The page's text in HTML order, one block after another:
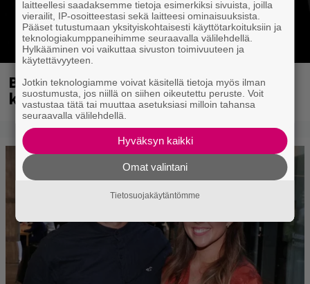
Blind Channel palasi tauolta – tältä
kuulostaa uusi musiikki
laitteellesi saadaksemme tietoja esimerkiksi sivuista, joilla
vierailit, IP-osoitteestasi sekä laitteesi ominaisuuksista.
Pääset tutustumaan yksityiskohtaisesti käyttötarkoituksiin ja
teknologiakumppaneihimme seuraavalla välilehdellä.
Hylkääminen voi vaikuttaa sivuston toimivuuteen ja
käytettävyyteen.
Jotkin teknologiamme voivat käsitellä tietoja myös ilman
suostumusta, jos niillä on siihen oikeutettu peruste. Voit
vastustaa tätä tai muuttaa asetuksiasi milloin tahansa
seuraavalla välilehdellä.
Hyväksyn kaikki
Omat valintani
Tietosuojakäytäntömme